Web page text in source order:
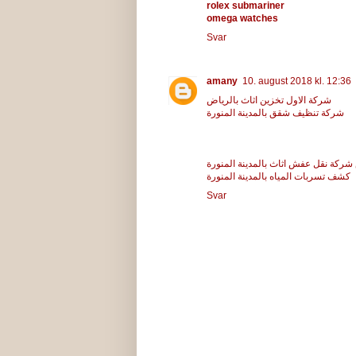
rolex submariner
omega watches
Svar
amany 10. august 2018 kl. 12:36
شركة الاول تخزين اثاث بالرياض
شركة تنظيف شقق بالمدينة المنورة
نقل عفش اثاث بالمدينة المنورة
كشف تسربات المياه بالمدينة المنورة
Svar